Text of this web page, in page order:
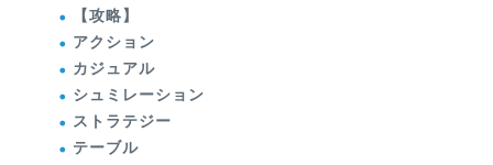
【攻略】
アクション
カジュアル
シュミレーション
ストラテジー
テーブル